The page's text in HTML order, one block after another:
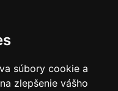
súbory cookie a
zlepšenie vášho